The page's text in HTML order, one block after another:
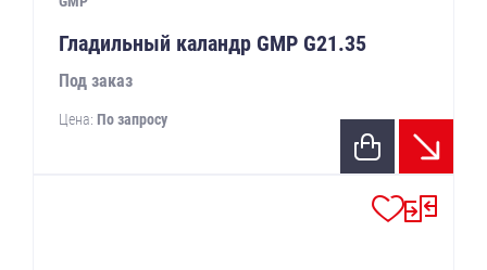
Гладильный каландр GMP G21.35
Под заказ
Цена: По запросу